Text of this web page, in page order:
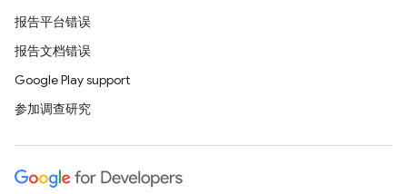
报告平台错误
报告文档错误
Google Play support
参加调查研究